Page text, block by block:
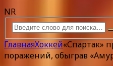
NR
ГлавнаяХоккей«Спартак»
поражений, обыграв